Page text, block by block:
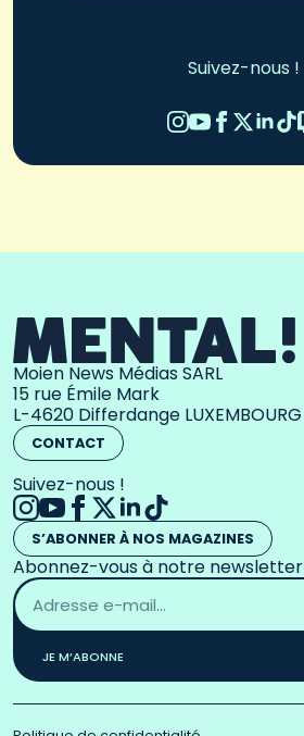
Suivez-nous !
Moien News Médias SARL
15 rue Émile Mark
L-4620 Differdange LUXEMBOURG
CONTACT
Suivez-nous !
S’ABONNER À NOS MAGAZINES
Abonnez-vous à notre newsletter
Adresse
email
*
JE M’ABONNE